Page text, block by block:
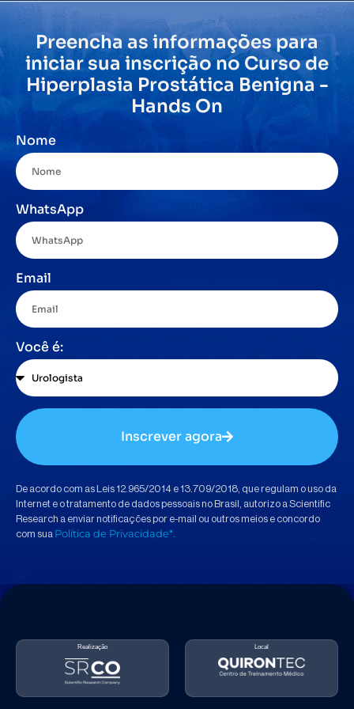
Preencha as informações para
iniciar sua inscrição no Curso de
Hiperplasia Prostática Benigna -
Hands On
Nome
WhatsApp
Email
Você é:
Inscrever agora
De acordo com as Leis 12.965/2014 e 13.709/2018, que regulam o uso da
Internet e o tratamento de dados pessoais no Brasil, autorizo a Scientific
Research a enviar notificações por e-mail ou outros meios e concordo
com sua Política de Privacidade*
Realização Local